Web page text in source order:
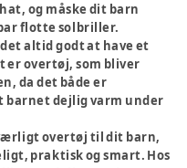
og måske dit barn
flotte solbriller.
altid godt at have et
er overtøj, som bliver
da det både er
barnet dejlig varm under
overtøj til dit barn,
praktisk og smart. Hos